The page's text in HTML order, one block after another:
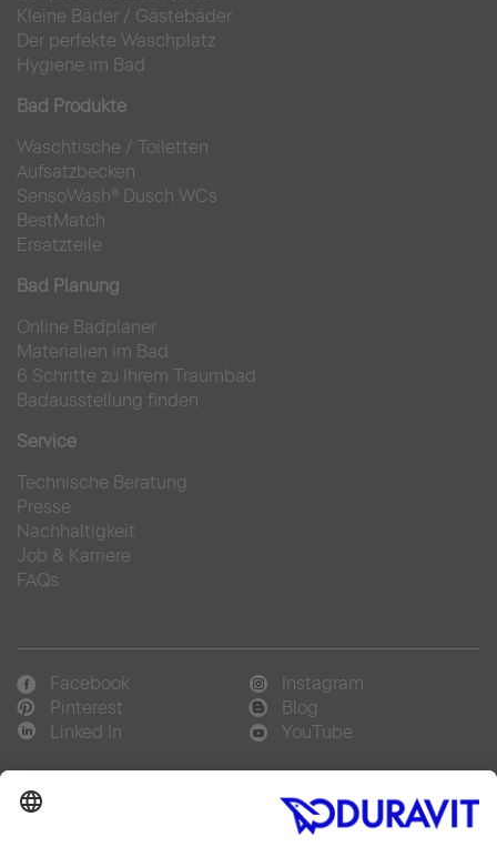
Kleine Bäder / Gästebäder
Der perfekte Waschplatz
Hygiene im Bad
Bad Produkte
Waschtische / Toiletten
Aufsatzbecken
SensoWash® Dusch WCs
BestMatch
Ersatzteile
Bad Planung
Online Badplaner
Materialien im Bad
6 Schritte zu Ihrem Traumbad
Badausstellung finden
Service
Technische Beratung
Presse
Nachhaltigkeit
Job & Karriere
FAQs
Facebook
Instagram
Pinterest
Blog
Linked In
YouTube
Sprachauswahl: